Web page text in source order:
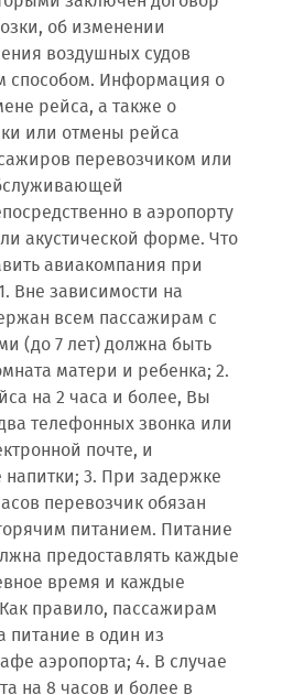
об изменении
воздушных судов
способом. Информация о
рейса, а также о
или отмены рейса
перевозчиком или
в аэропорту
акустической форме. Что
авиакомпания при
Вне зависимости на
всем пассажирам с
(до 7 лет) должна быть
матери и ребенка; 2.
на 2 часа и более, Вы
телефонных звонка или
почте, и
3. При задержке
перевозчик обязан
питанием. Питание
предоставлять каждые
время и каждые
правило, пассажирам
в один из
аэропорта; 4. В случае
на 8 часов и более в